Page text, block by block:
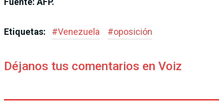
Etiquetas: #Venezuela #oposición
Déjanos tus comentarios en Voiz